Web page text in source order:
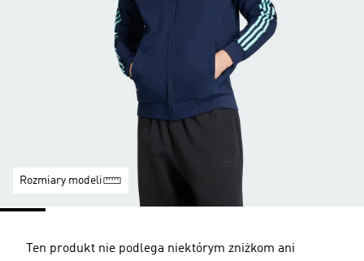
Rozmiary modeli
Ten produkt nie podlega niektórym zniżkom ani